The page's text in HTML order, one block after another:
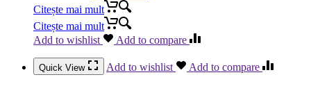
Citește mai mult
Citește mai mult
Add to wishlist
Add to compare
Quick View Add to wishlist Add to compare